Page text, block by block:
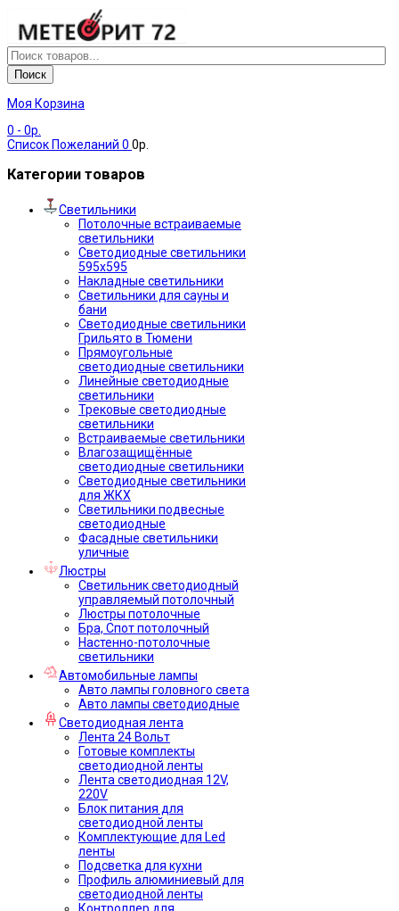
Поиск
Моя Корзина
0 - 0р.
Список Пожеланий 0 0р.
Категории товаров
Светильники
Потолочные встраиваемые
светильники
Светодиодные светильники
595х595
Накладные светильники
Светильники для сауны и
бани
Светодиодные светильники
Грильято в Тюмени
Прямоугольные
светодиодные светильники
Линейные светодиодные
светильники
Трековые светодиодные
светильники
Встраиваемые светильники
Влагозащищённые
светодиодные светильники
Светодиодные светильники
для ЖКХ
Светильники подвесные
светодиодные
Фасадные светильники
уличные
Люстры
Светильник светодиодный
управляемый потолочный
Люстры потолочные
Бра, Спот потолочный
Настенно-потолочные
светильники
Автомобильные лампы
Авто лампы головного света
Авто лампы светодиодные
Светодиодная лента
Лента 24 Вольт
Готовые комплекты
светодиодной ленты
Лента светодиодная 12V,
220V
Блок питания для
светодиодной ленты
Комплектующие для Led
ленты
Подсветка для кухни
Профиль алюминиевый для
светодиодной ленты
Контроллер для